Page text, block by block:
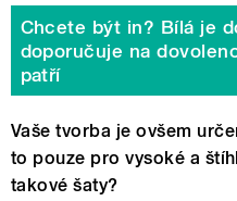
Chcete být in? Bílá je
doporučuje na
patří
Vaše tvorba je ovšem
to pouze pro vysoké a
takové šaty?